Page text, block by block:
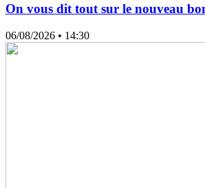
On vous dit tout sur le nouveau
06/08/2026 • 14:30